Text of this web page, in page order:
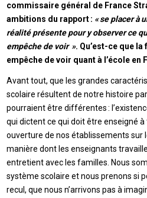
commissaire général de France
ambitions du rapport : « se placer à
réalité présente pour y observer ce
empêche de voir ». Qu’est-ce que
empêche de voir quant à l’école en
Avant tout, que les grandes
scolaire résultent de notre histoire
pourraient être différentes :
qui dictent ce qui doit être enseigné
ouverture de nos établissements sur
manière dont les enseignants
entretient avec les familles. Nous
système scolaire et nous prenons si
recul, que nous n’arrivons pas à